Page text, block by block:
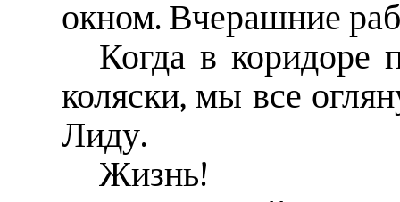
окном. Вчерашние
Когда в коридоре
коляски, мы все
Лиду.
Жизнь!